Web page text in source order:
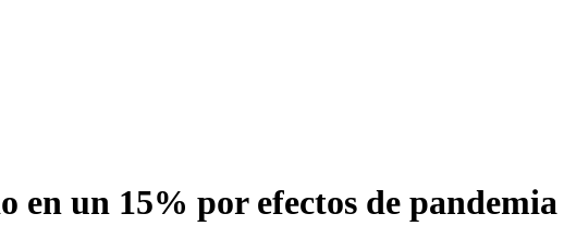
un 15% por efectos de pandemia